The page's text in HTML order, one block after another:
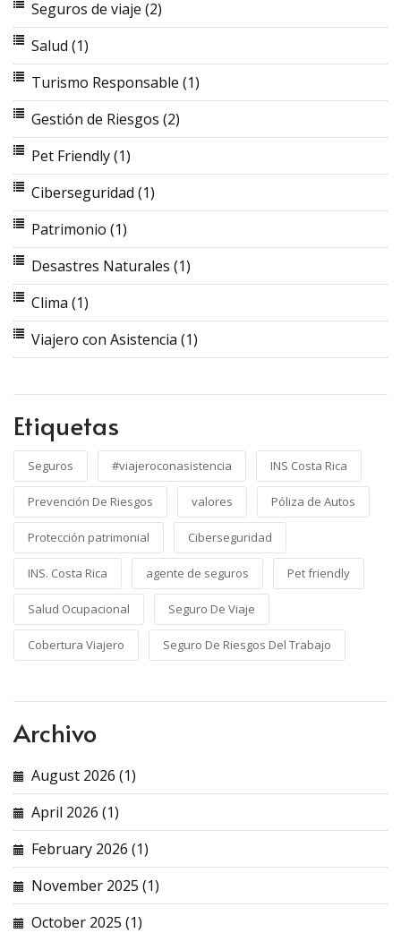
Seguros de viaje (2)
Salud (1)
Turismo Responsable (1)
Gestión de Riesgos (2)
Pet Friendly(1)
Ciberseguridad (1)
Patrimonio (1)
Desastres Naturales (1)
Clima (1)
Viajero con Asistencia (1)
Etiquetas
Seguros #viajeroconasistencia INS Costa Rica
Prevención De Riesgos valores Póliza de Autos
Protección patrimonial Ciberseguridad
INS. Costa Rica agente de seguros Pet friendly
Salud Ocupacional Seguro De Viaje
Cobertura Viajero Seguro De Riesgos Del Trabajo
Archivo
August 2026 (1)
April 2026 (1)
February 2026 (1)
November 2025 (1)
October 2025 (1)